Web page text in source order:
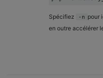
Spécifiez -n pour
en outre accélérer